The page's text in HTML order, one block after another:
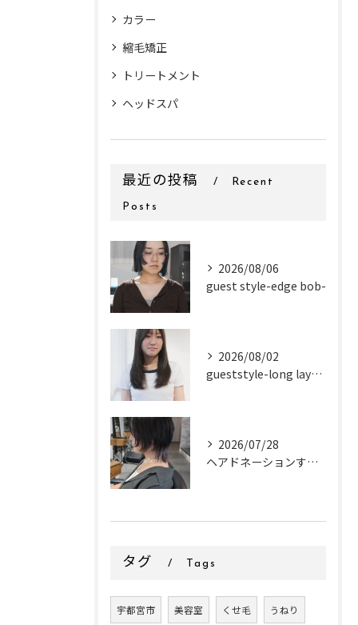
カラー
縮毛矯正
トリートメント
ヘッドスパ
最近の投稿 Recent
Posts
2026/08/06
guest style-edge bob-
2026/08/02
gueststyle-long layer-
2026/07/28
ヘアドネーションするお客様✂
タグ Tags
宇都宮市 美容室 くせ毛 うねり